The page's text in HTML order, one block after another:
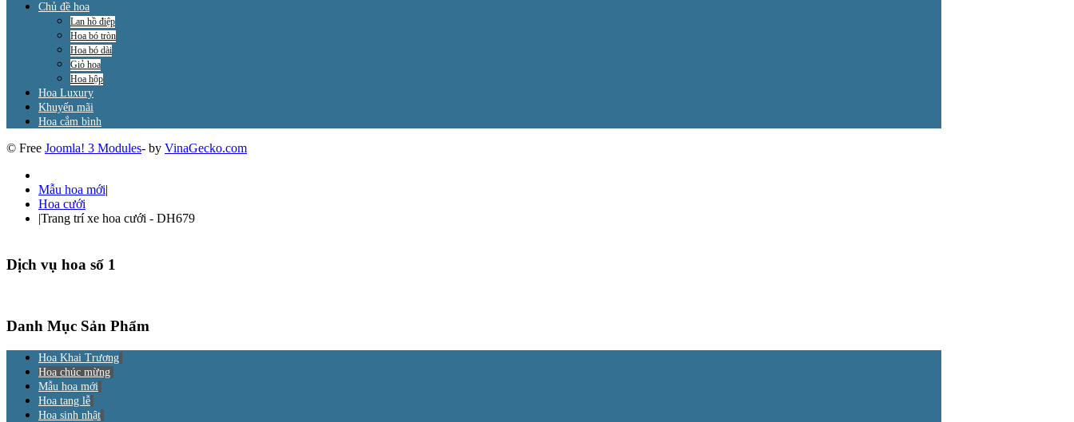
Chủ đề hoa
Lan hồ điệp
Hoa bó tròn
Hoa bó dài
Giỏ hoa
Hoa hộp
Hoa Luxury
Khuyến mãi
Hoa cắm bình
© Free Joomla! 3 Modules- by VinaGecko.com
Mẫu hoa mới|
Hoa cưới
|Trang trí xe hoa cưới - DH679
Dịch vụ hoa số 1
Danh Mục Sản Phẩm
Hoa Khai Trương
Hoa chúc mừng
Mẫu hoa mới
Hoa tang lễ
Hoa sinh nhật